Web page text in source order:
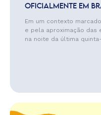
OFICIALMENTE EM
Em um contexto
e pela aproximação das
na noite da última